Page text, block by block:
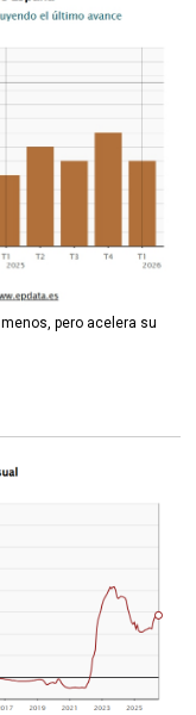
pero acelera su